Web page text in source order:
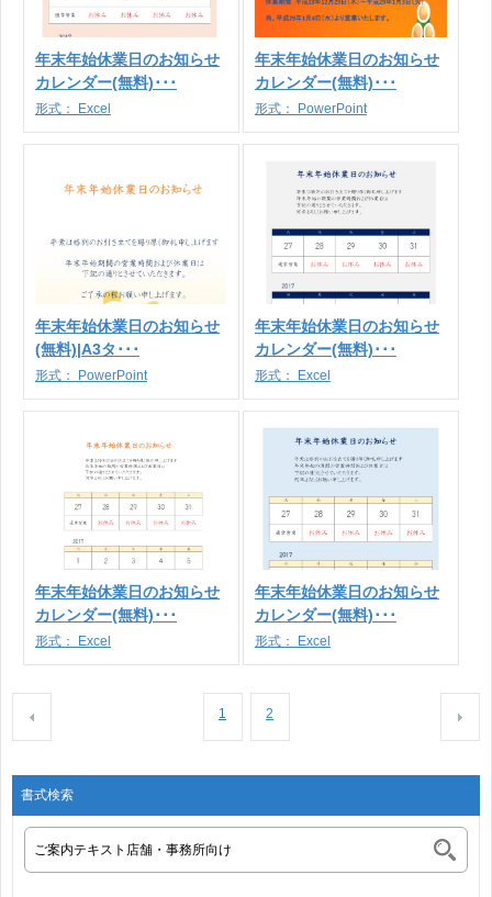
年末年始休業日のお知らせ
カレンダー(無料)･･･
形式： Excel
年末年始休業日のお知らせ
カレンダー(無料)･･･
形式： PowerPoint
年末年始休業日のお知らせ
(無料)|A3タ･･･
形式： PowerPoint
年末年始休業日のお知らせ
カレンダー(無料)･･･
形式： Excel
年末年始休業日のお知らせ
カレンダー(無料)･･･
形式： Excel
年末年始休業日のお知らせ
カレンダー(無料)･･･
形式： Excel
1 2
書式検索